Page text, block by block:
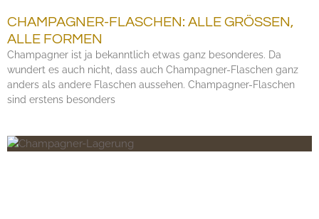
CHAMPAGNER-FLASCHEN: ALLE GRÖSSEN,
ALLE FORMEN
Champagner ist ja bekanntlich etwas ganz besonderes. Da
wundert es auch nicht, dass auch Champagner-Flaschen ganz
anders als andere Flaschen aussehen. Champagner-Flaschen
sind erstens besonders